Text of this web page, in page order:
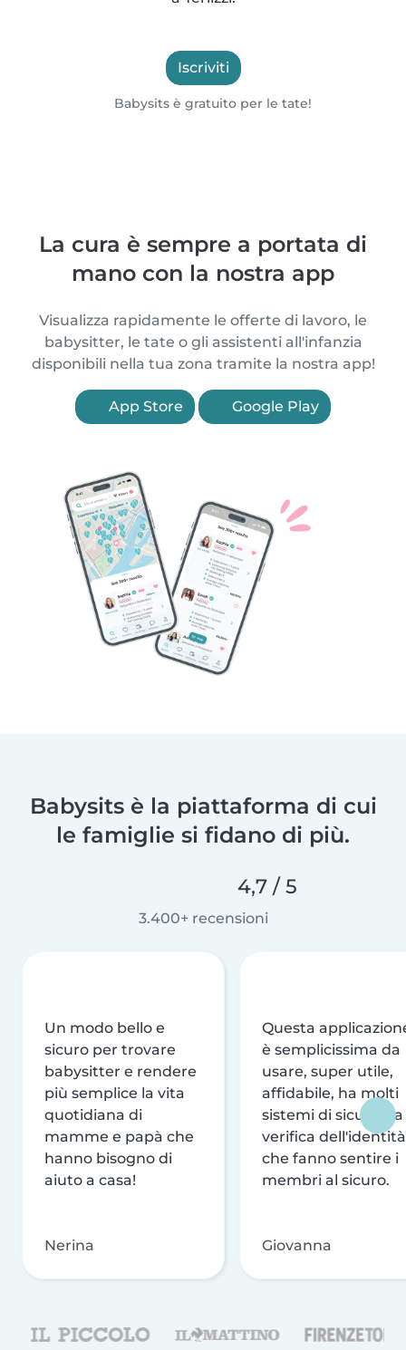
Iscriviti
Babysits è gratuito per le tate!
La cura è sempre a portata di
mano con la nostra app
Visualizza rapidamente le offerte di lavoro, le
babysitter, le tate o gli assistenti all'infanzia
disponibili nella tua zona tramite la nostra app!
App Store Google Play
Babysits è la piattaforma di cui
le famiglie si fidano di più.
4,7 / 5
3.400+ recensioni
Un modo bello e
sicuro per trovare
babysitter e rendere
più semplice la vita
quotidiana di
mamme e papà che
hanno bisogno di
aiuto a casa!
Nerina
Questa
è semplicissima da
usare, super utile,
affidabile, ha molti
sistemi di sicurezza
verifica dell'identità
che fanno sentire i
membri al sicuro.
Giovanna